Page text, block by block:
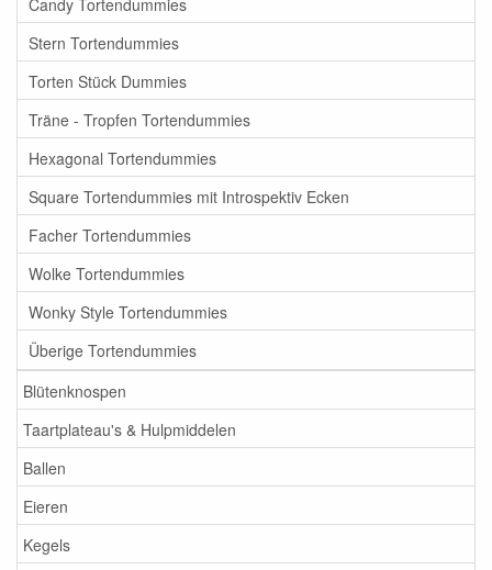
Stern Tortendummies
Torten Stück Dummies
Träne - Tropfen Tortendummies
Hexagonal Tortendummies
Square Tortendummies mit Introspektiv Ecken
Facher Tortendummies
Wolke Tortendummies
Wonky Style Tortendummies
Überige Tortendummies
Blütenknospen
Taartplateau's & Hulpmiddelen
Ballen
Eieren
Kegels